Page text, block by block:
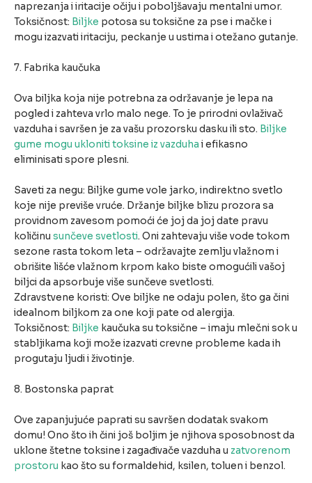
naprezanja i iritacije očiju i poboljšavaju mentalni umor.
Toksičnost: Biljke potosa su toksične za pse i mačke i
mogu izazvati iritaciju, peckanje u ustima i otežano gutanje.
7. Fabrika kaučuka
Ova biljka koja nije potrebna za održavanje je lepa na
pogled i zahteva vrlo malo nege. To je prirodni ovlaživač
vazduha i savršen je za vašu prozorsku dasku ili sto. Biljke
gume mogu ukloniti toksine iz vazduha i efikasno
eliminisati spore plesni.
Saveti za negu: Biljke gume vole jarko, indirektno svetlo
koje nije previše vruće. Držanje biljke blizu prozora sa
providnom zavesom pomoći će joj da joj date pravu
količinu sunčeve svetlosti. Oni zahtevaju više vode tokom
sezone rasta tokom leta – održavajte zemlju vlažnom i
obrišite lišće vlažnom krpom kako biste omogućili vašoj
biljci da apsorbuje više sunčeve svetlosti.
Zdravstvene koristi: Ove biljke ne odaju polen, što ga čini
idealnom biljkom za one koji pate od alergija.
Toksičnost: Biljke kaučuka su toksične – imaju mlečni sok u
stabljikama koji može izazvati crevne probleme kada ih
progutaju ljudi i životinje.
8. Bostonska paprat
Ove zapanjujuće paprati su savršen dodatak svakom
domu! Ono što ih čini još boljim je njihova sposobnost da
uklone štetne toksine i zagađivače vazduha u zatvorenom
prostoru kao što su formaldehid, ksilen, toluen i benzol.